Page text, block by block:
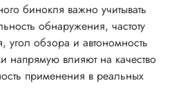
бинокля важно учитывать
обнаружения, частоту
обзора и автономность
напрямую влияют на качество
применения в реальных